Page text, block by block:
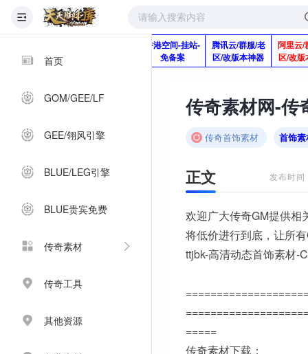
首页
GOM/GEE/LF
GEE/翎风引擎
BLUE/LEG引擎
BLUE贵宾免费
传奇素材
传奇工具
其他资源
Q920992345
香港空间-挂站-
免备案
腾讯云/群服/老
区/改版本神器
阿里云/
区/改版
传奇首饰素材 首饰
正文 发布时
欢迎广大传奇GM提供相
将低价进行到底，让所
ttjbk-高清动态首饰素材-
=====
传奇素材下载：